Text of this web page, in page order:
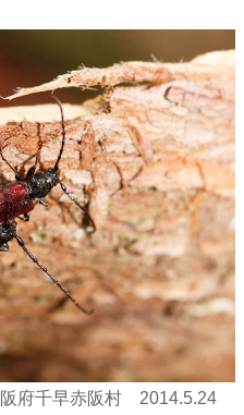
千早赤阪村 2014.5.24